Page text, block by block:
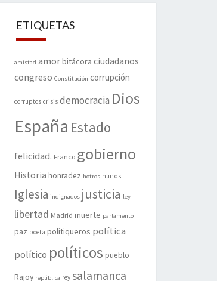
ETIQUETAS
amistad amorbitácora ciudadanos
congreso Constitución corrupción
corruptos crisis democracia Dios
España Estado
felicidad. Franco gobierno
Historia honradez hotros hunos
Iglesia indignados justicia ley
libertad Madrid muerte parlamento
paz poeta politiqueros política
político políticos pueblo
Rajoy república rey salamanca